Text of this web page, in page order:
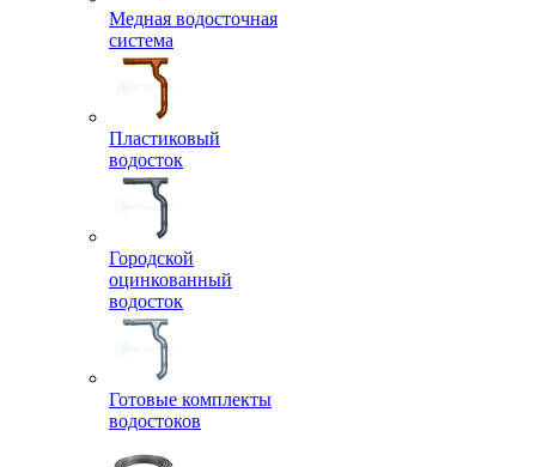
Медная водосточная
система
Пластиковый
водосток
Городской
оцинкованный
водосток
Готовые комплекты
водостоков